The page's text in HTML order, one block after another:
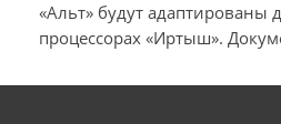
о заключении
технологическом
«Альт» будут адаптированы
процессорах «Иртыш».
ПО на собственной